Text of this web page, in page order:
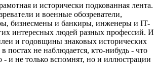
и исторически подкованная лента.
и военные обозреватели,
бизнесмены и банкиры, инженеры и IT-
интересных людей разных профессий. И
и годовщины знаковых исторических
постах не наблюдается, кто-нибудь - что
- и не только вспомнят, но и иллюстрации